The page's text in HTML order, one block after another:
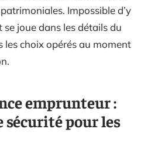
Impossible d’y
se joue dans les détails du
les choix opérés au moment
emprunteur :
sécurité pour les